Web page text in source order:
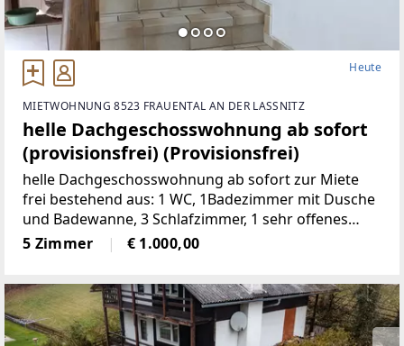
Heute
MIETWOHNUNG 8523 FRAUENTAL AN DER LASSNITZ
helle Dachgeschosswohnung ab sofort
(provisionsfrei) (Provisionsfrei)
helle Dachgeschosswohnung ab sofort zur Miete
frei bestehend aus: 1 WC, 1Badezimmer mit Dusche
und Badewanne, 3 Schlafzimmer, 1 sehr offenes
Wohnzimmermit Balkon und Kachelofen, 1 voll
möbelierte Küche, 1 Abstellraum,
5 Zimmer € 1.000,00